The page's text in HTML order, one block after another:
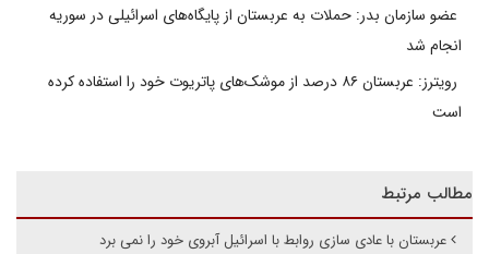
عضو سازمان بدر: حملات به عربستان از پایگاه‌های اسرائیلی در سوریه
انجام شد
رویترز: عربستان ۸۶ درصد از موشک‌های پاتریوت خود را استفاده کرده
است
مطالب مرتبط
عربستان با عادی سازی روابط با اسرائیل آبروی خود را نمی برد